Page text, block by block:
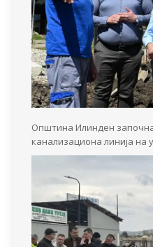
Општина Илинден
канализациона линија на